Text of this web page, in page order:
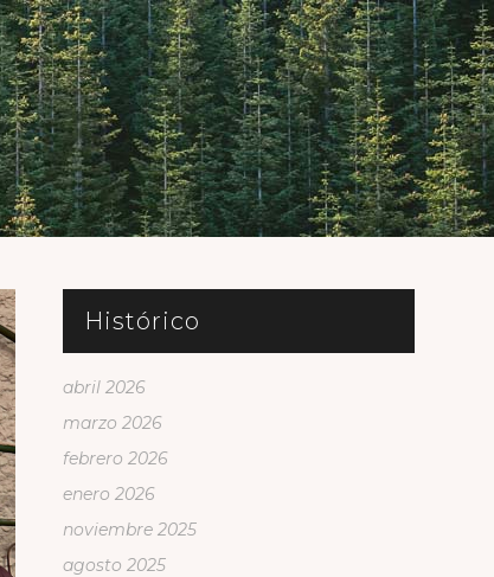
Histórico
abril 2026
marzo 2026
febrero 2026
enero 2026
noviembre 2025
agosto 2025